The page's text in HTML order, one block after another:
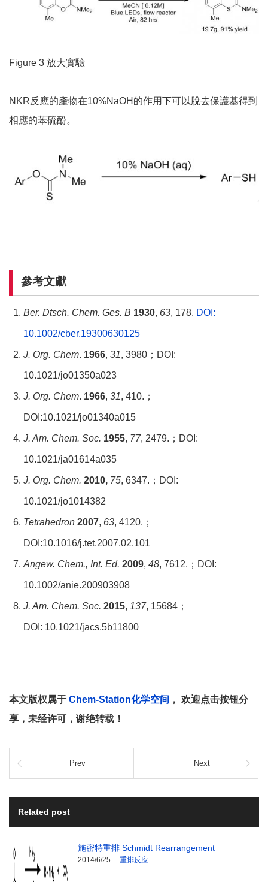
Figure 3 放大實驗
NKR反應的產物在10%NaOH的作用下可以脫去保護基得到
相應的苯硫酚。
參考文獻
Ber. Dtsch. Chem. Ges. B 1930, 63, 178. DOI:
10.1002/cber.19300630125
J. Org. Chem. 1966, 31, 3980；DOI:
10.1021/jo01350a023
J. Org. Chem. 1966, 31, 410.；
DOI:10.1021/jo01340a015
J. Am. Chem. Soc. 1955, 77, 2479.；DOI:
10.1021/ja01614a035
J. Org. Chem. 2010, 75, 6347.；DOI:
10.1021/jo1014382
Tetrahedron 2007, 63, 4120.；
DOI:10.1016/j.tet.2007.02.101
Angew. Chem., Int. Ed. 2009, 48, 7612.；DOI:
10.1002/anie.200903908
J. Am. Chem. Soc. 2015, 137, 15684；
DOI: 10.1021/jacs.5b11800
本文版权属于 Chem-Station化学空间 ， 欢迎点击按钮分
享，未经许可，谢绝转载！
Prev Next
Related post
施密特重排 Schmidt Rearrangement
2014/6/25 重排反应